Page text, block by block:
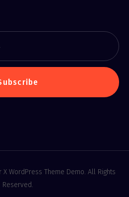
X WordPress Theme Demo. All Rights
Reserved.